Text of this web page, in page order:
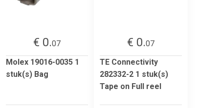
€ 0.07
Molex 19016-0035 1
stuk(s) Bag
€ 0.07
TE Connectivity
282332-2 1 stuk(s)
Tape on Full reel